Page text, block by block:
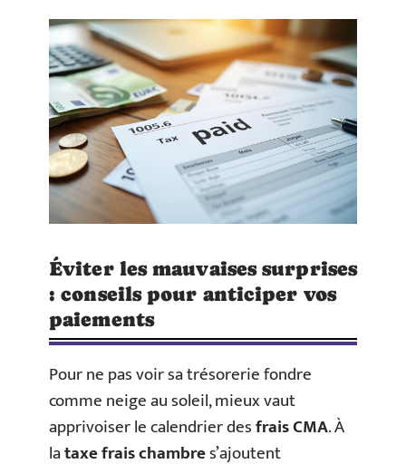
Éviter les mauvaises surprises
: conseils pour anticiper vos
paiements
Pour ne pas voir sa trésorerie fondre
comme neige au soleil, mieux vaut
apprivoiser le calendrier desfrais CMA. À
lataxe frais chambres’ajoutent